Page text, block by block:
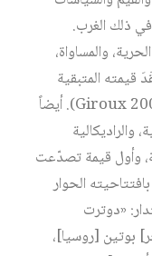
في ذلك الغرب.
والمساواة،
قيمته المتبقية
بوصفه مشروعاً مركزياً للديمقراطية» (Giroux 2007). أيضاً
والراديكالية
وأول قيمة تصدّعت
الحوار
باقتدار: «دوترت
بوتين [روسيا]،